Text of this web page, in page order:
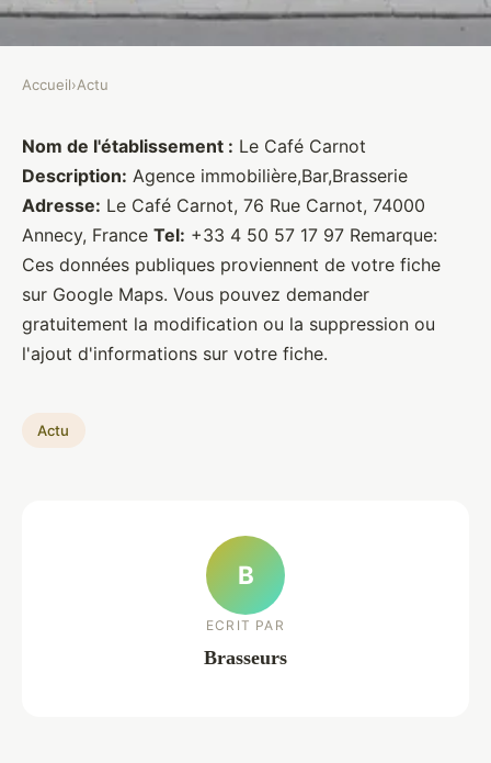
Le Café Carnot
Brasseurs• 27 janvier 2022•1 min de lecture
Accueil›Actu
Nom de l'établissement : Le Café Carnot
Description: Agence immobilière,Bar,Brasserie
Adresse: Le Café Carnot, 76 Rue Carnot, 74000
Annecy, France Tel: +33 4 50 57 17 97 Remarque:
Ces données publiques proviennent de votre fiche
sur Google Maps. Vous pouvez demander
gratuitement la modification ou la suppression ou
l'ajout d'informations sur votre fiche.
Actu
B
ECRIT PAR
Brasseurs